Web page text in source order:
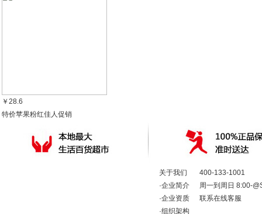
￥28.6
特价苹果粉红佳人促销
关于我们
·企业简介
·企业资质
·组织架构
400-133-1001
周一到周日 8:00-
联系在线客服